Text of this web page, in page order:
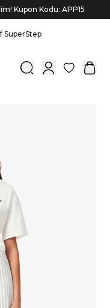
Kupon Kodu: APP15
SuperStep
0